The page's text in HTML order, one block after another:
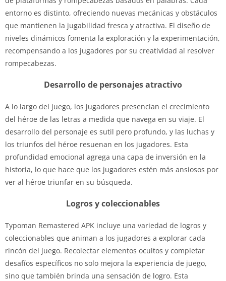
entorno es distinto, ofreciendo nuevas mecánicas y obstáculos
que mantienen la jugabilidad fresca y atractiva. El diseño de
niveles dinámicos fomenta la exploración y la experimentación,
recompensando a los jugadores por su creatividad al resolver
rompecabezas.
Desarrollo de personajes atractivo
A lo largo del juego, los jugadores presencian el crecimiento
del héroe de las letras a medida que navega en su viaje. El
desarrollo del personaje es sutil pero profundo, y las luchas y
los triunfos del héroe resuenan en los jugadores. Esta
profundidad emocional agrega una capa de inversión en la
historia, lo que hace que los jugadores estén más ansiosos por
ver al héroe triunfar en su búsqueda.
Logros y coleccionables
Typoman Remastered APK incluye una variedad de logros y
coleccionables que animan a los jugadores a explorar cada
rincón del juego. Recolectar elementos ocultos y completar
desafíos específicos no solo mejora la experiencia de juego,
sino que también brinda una sensación de logro. Esta